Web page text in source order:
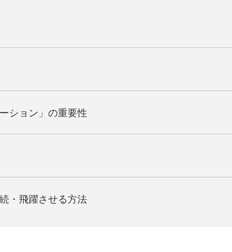
ション」の重要性
・飛躍させる方法